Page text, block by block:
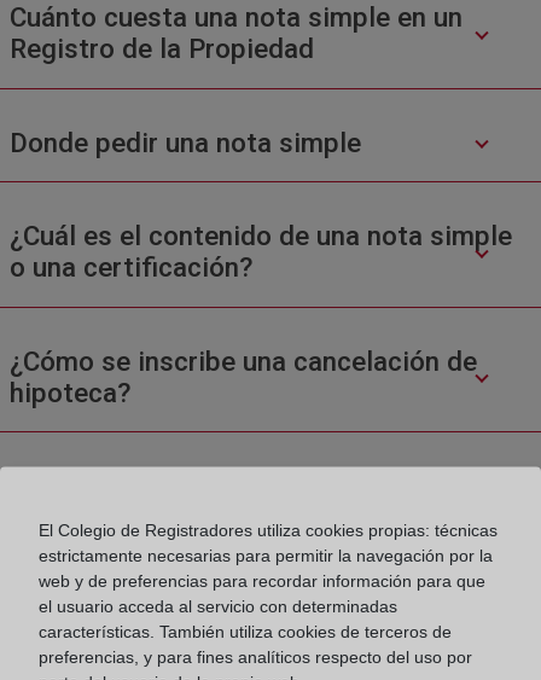
Cuánto cuesta una nota simple en un
Registro de la Propiedad
Donde pedir una nota simple
¿Cuál es el contenido de una nota simple
o una certificación?
¿Cómo se inscribe una cancelación de
hipoteca?
Colegio de Registradores
Príncipe de Vergara 70. 28006 Madrid
El Colegio de Registradores utiliza cookies propias: técnicas
estrictamente necesarias para permitir la navegación por la
web y de preferencias para recordar información para que
el usuario acceda al servicio con determinadas
características. También utiliza cookies de terceros de
preferencias, y para fines analíticos respecto del uso por